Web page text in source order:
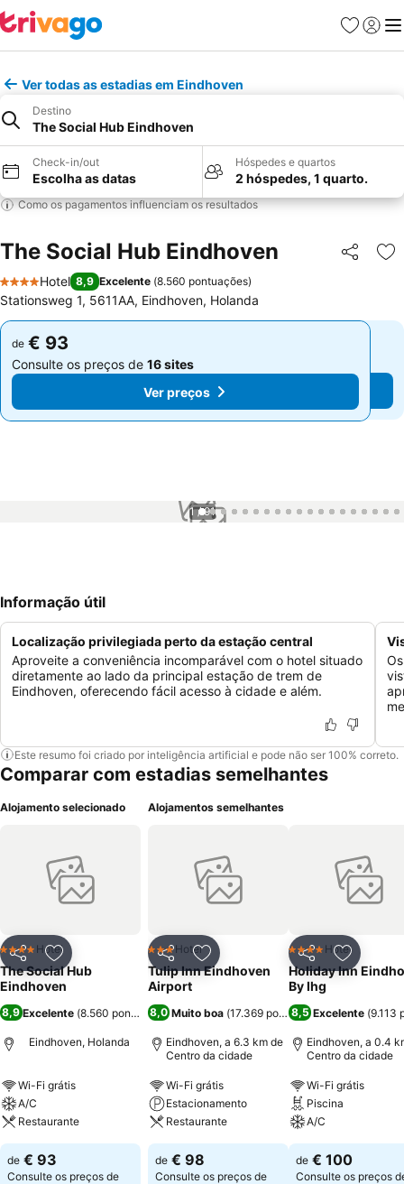
Favoritos
Iniciar
Ver todas as estadias em Eindhoven
Destino
The Social Hub Eindhoven
Check-in/out
Escolha as datas
Hóspedes e quartos
2 hóspedes, 1 quarto.
Como os pagamentos influenciam os resultados
The Social Hub Eindhoven Partilhar
4 Estrelas
Hotel 8,9 Excelente (8.560 pontuações)
Stationsweg 1, 5611AA, Eindhoven, Holanda
de € 93
Consulte os preços de 16 sites
Ver preços
de € 93
Consulte os preços de 16 sites
Ver preços
1 / 91
Informação útil
Localização privilegiada perto da estação central
Aproveite a conveniência incomparável com o hotel situado
diretamente ao lado da principal estação de trem de
Eindhoven, oferecendo fácil acesso à cidade e além.
Este resumo foi criado por inteligência artificial e pode não ser 100% correto.
Comparar com estadias semelhantes
Alojamento selecionado
PartilharAdicionar aos favoritos
4 EstrelasHotel
The Social Hub
Eindhoven
8,9 Excelente (8.560 pontuações)
Eindhoven, Holanda
Wi-Fi grátis
A/C
Restaurante
de € 93
Consulte os preços de
Alojamentos semelhantes
PartilharAdicionar aos favoritos
3 Estrelas
Hotel
Tulip Inn Eindhoven
Airport
8,0 Muito boa (17.369 pontuações)
Eindhoven, a 6.3 km de
Centro da cidade
Wi-Fi grátis
Estacionamento
Restaurante
de € 98
Consulte os preços de
Partilhar
4 EstrelasHotel
Holiday Inn
By Ihg
8,5 Excelente (9.113
Eindhoven, a 0.4
Centro da cidade
Wi-Fi grátis
Piscina
A/C
de € 100
Consulte os preços